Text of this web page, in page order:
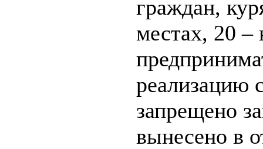
граждан,
местах, 20 –
реализацию
запрещено
вынесено в